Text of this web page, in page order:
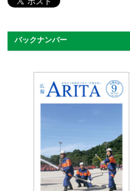
バックナンバー